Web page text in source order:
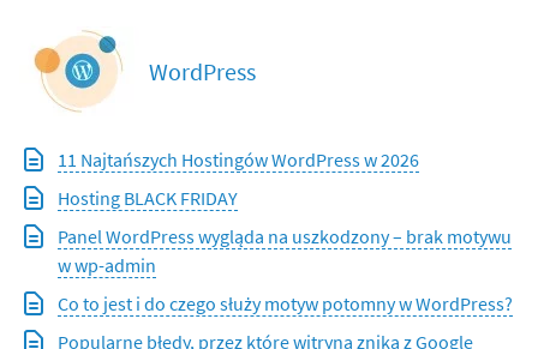
WordPress
11 Najtańszych Hostingów WordPress w 2026
Hosting BLACK FRIDAY
Panel WordPress wygląda na uszkodzony – brak motywu
w wp-admin
Co to jest i do czego służy motyw potomny w WordPress?
Popularne błędy, przez które witryna znika z Google